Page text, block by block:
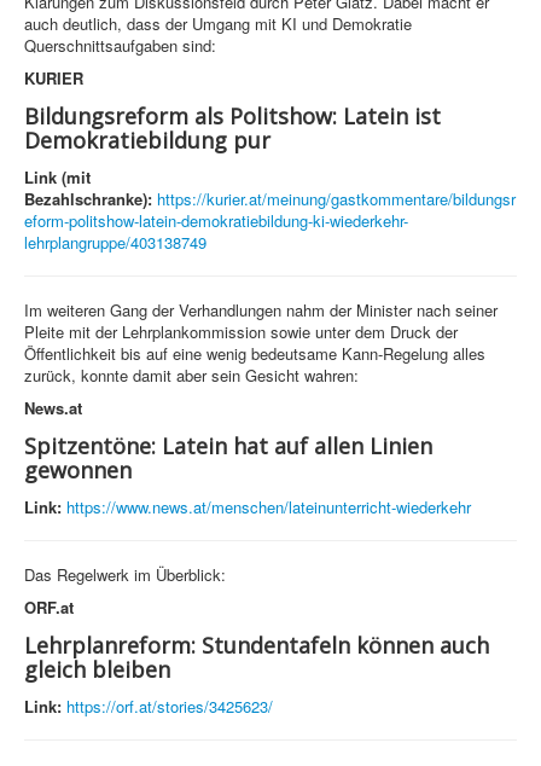
auch deutlich, dass der Umgang mit KI und Demokratie
Querschnittsaufgaben sind:
KURIER
Bildungsreform als Politshow: Latein ist
Demokratiebildung pur
Link (mit
Bezahlschranke): https://kurier.at/meinung/gastkommentare/bildungsr
eform-politshow-latein-demokratiebildung-ki-wiederkehr-
lehrplangruppe/403138749
Im weiteren Gang der Verhandlungen nahm der Minister nach seiner
Pleite mit der Lehrplankommission sowie unter dem Druck der
Öffentlichkeit bis auf eine wenig bedeutsame Kann-Regelung alles
zurück, konnte damit aber sein Gesicht wahren:
News.at
Spitzentöne: Latein hat auf allen Linien
gewonnen
Link: https://www.news.at/menschen/lateinunterricht-wiederkehr
Das Regelwerk im Überblick:
ORF.at
Lehrplanreform: Stundentafeln können auch
gleich bleiben
Link: https://orf.at/stories/3425623/